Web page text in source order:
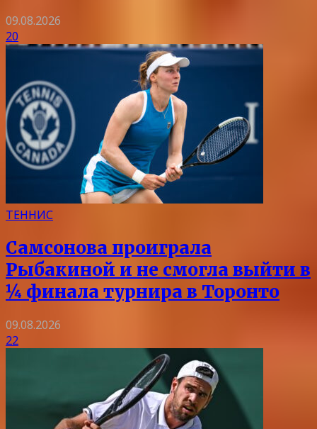
09.08.2026
20
ТЕННИС
Самсонова проиграла
Рыбакиной и не смогла выйти в
¼ финала турнира в Торонто
09.08.2026
22